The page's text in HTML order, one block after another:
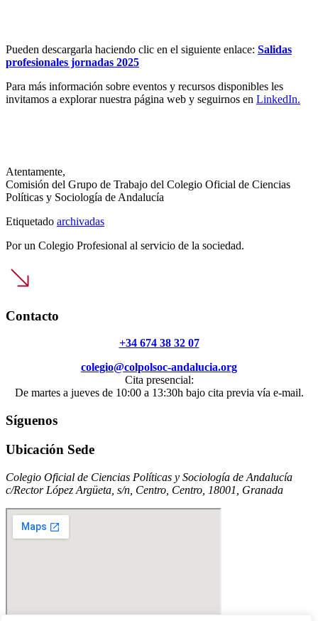
Pueden descargarla haciendo clic en el siguiente enlace: Salidas
profesionales jornadas 2025
Para más información sobre eventos y recursos disponibles les
invitamos a explorar nuestra página web y seguirnos en LinkedIn.
Atentamente,
Comisión del Grupo de Trabajo del Colegio Oficial de Ciencias
Políticas y Sociología de Andalucía
Etiquetado archivadas
Por un Colegio Profesional al servicio de la sociedad.
Contacto
+34 674 38 32 07
colegio@colpolsoc-andalucia.org
Cita presencial:
De martes a jueves de 10:00 a 13:30h bajo cita previa vía e-mail.
Síguenos
Ubicación Sede
Colegio Oficial de Ciencias Políticas y Sociología de Andalucía
c/Rector López Argüeta, s/n, Centro, Centro, 18001, Granada